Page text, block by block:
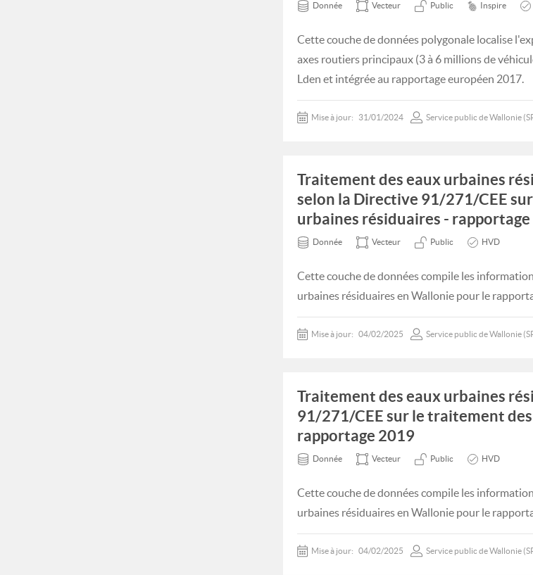
Donnée Vecteur Public Inspire
Cette couche de données polygonale localise
axes routiers principaux (3 à 6 millions de
Lden et intégrée au rapportage européen 2017.
Mise à jour: 31/01/2024 Service public de Wallonie
Traitement des eaux urbaines
selon la Directive 91/271/CEE
urbaines résiduaires -
Donnée Vecteur Public HVD
Cette couche de données compile les
urbaines résiduaires en Wallonie pour le
Mise à jour: 04/02/2025 Service public de Wallonie
Traitement des eaux urbaines
91/271/CEE sur le traitement
rapportage 2019
Donnée Vecteur Public HVD
Cette couche de données compile les
urbaines résiduaires en Wallonie pour le
Mise à jour: 04/02/2025 Service public de Wallonie